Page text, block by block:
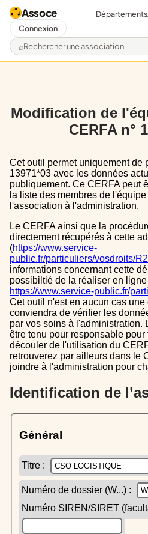
Assoce
Rechercher une association
Départements
Connexion
Modification de
CERFA n°
Cet outil permet uniquement de pré-remplir le CERFA
13971*03 avec les données
publiquement. Ce CERFA peut
la liste des membres de
l'association à l'administration.
Le CERFA ainsi que la procédure peuvent être
directement récupérés à cette
(https://www.service-
public.fr/particuliers/vosdroits/
informations concernant cette
possibiltié de la réaliser en
https://www.service-public.fr/
Cet outil n'est en aucun cas une
conviendra de vérifier les
par vos soins à l'administration.
être tenu pour responsable
découler de l'utilisation du
retrouverez par ailleurs dans le
joindre à l'administration pour
Identification de
Général
Titre :
Numéro de dossier (W...) :
Numéro SIREN/SIRET